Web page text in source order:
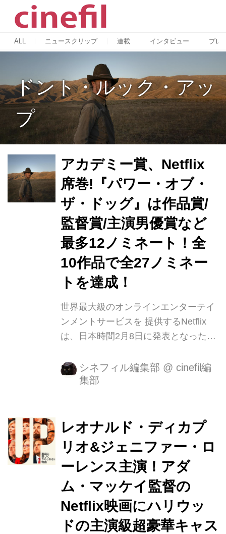
ALL ニュースクリップ 連載 インタビュー プレ
ドント・ルック・アッ
プ
アカデミー賞、Netflix
席巻!『パワー・オブ・
ザ・ドッグ』は作品賞/
監督賞/主演男優賞など
最多12ノミネート！全
10作品で全27ノミネー
トを達成！
世界最大級のオンラインエンターテイ
ンメントサービスを 提供するNetflix
は、日本時間2月8日に発表となった第
10作品27部門の最多ノミネートを獲得
いたしました。 今年も 例年以上に配
となっており、受賞をNetflix作品が席
巻することにも益々注目が高まってお
ります。 “ドクター・ストレンジ”とし
ても知られるベネディクト・カンバー
バッチが〈彼史上最大級にヤバい男〉
を演じる衝撃作『パワー・オブ・ザ・
ドッグ』(独占配信中)。『ピアノ・レ
ッスン』...
シネフィル編集部 @ cinefil編
集部
レオナルド・ディカプ
リオ&ジェニファー・ロ
ーレンス主演！アダ
ム・マッケイ監督の
Netflix映画にハリウッ
ドの主演級超豪華キャス